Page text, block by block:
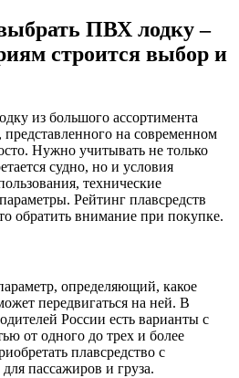
ПВХ лодку –
строится выбор и
из большого ассортимента
на современном
Нужно учитывать не только
судно, но и условия
технические
Рейтинг плавсредств
обратить внимание при покупке.
определяющий, какое
передвигаться на ней. В
России есть варианты с
от одного до трех и более
плавсредство с
пассажиров и груза.